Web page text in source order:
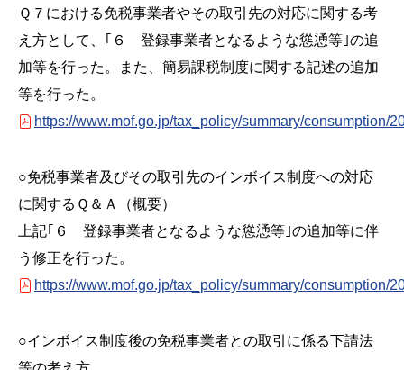
Ｑ７における免税事業者やその取引先の対応に関する考
え方として、｢６ 登録事業者となるような慫慂等｣の追
加等を行った。また、簡易課税制度に関する記述の追加
等を行った。
https://www.mof.go.jp/tax_policy/summary/consumption/
○免税事業者及びその取引先のインボイス制度への対応
に関するＱ＆Ａ（概要）
上記｢６ 登録事業者となるような慫慂等｣の追加等に伴
う修正を行った。
https://www.mof.go.jp/tax_policy/summary/consumption/
○インボイス制度後の免税事業者との取引に係る下請法